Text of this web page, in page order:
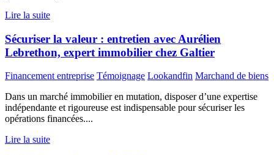
Lire la suite
Sécuriser la valeur : entretien avec Aurélien
Lebrethon, expert immobilier chez Galtier
Financement entreprise Témoignage Lookandfin Marchand de biens
Dans un marché immobilier en mutation, disposer d’une expertise
indépendante et rigoureuse est indispensable pour sécuriser les
opérations financées....
Lire la suite